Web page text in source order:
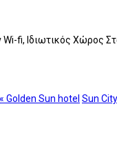
fi, Ιδιωτικός Χώρος
« Golden Sun hotel Sun